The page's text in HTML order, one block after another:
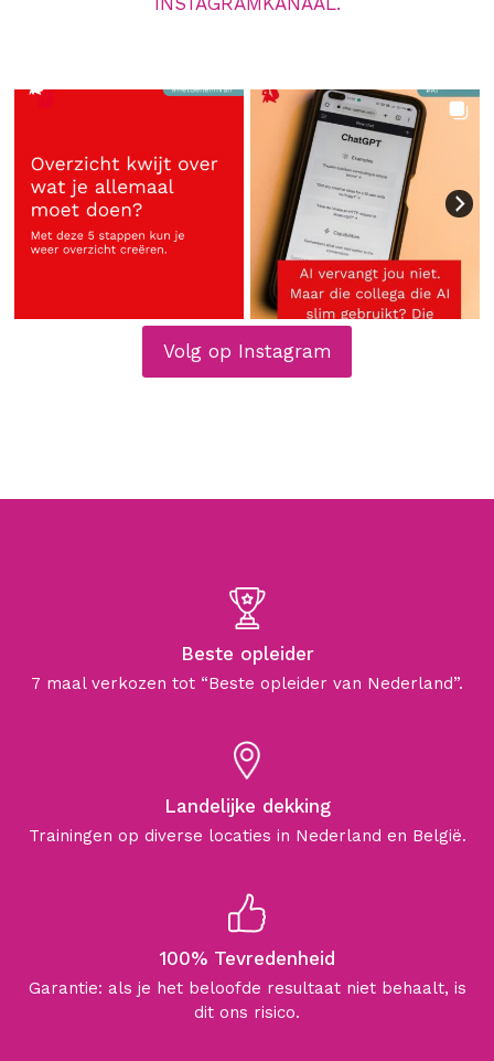
Volg op Instagram
Beste opleider
7 maal verkozen tot “Beste opleider van Nederland”.
Landelijke dekking
Trainingen op diverse locaties in Nederland en België.
100% Tevredenheid
Garantie: als je het beloofde resultaat niet behaalt, is
dit ons risico.